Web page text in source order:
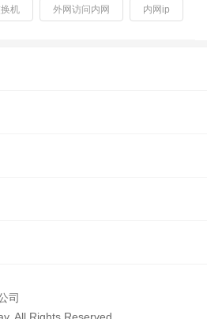
机 外网访问内网 内网ip
司